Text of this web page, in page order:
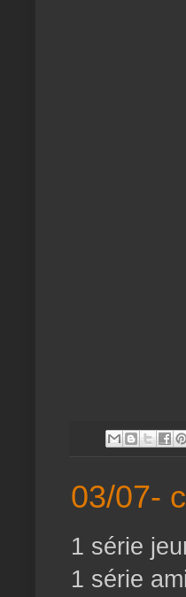
03/07-
1 série
1 série